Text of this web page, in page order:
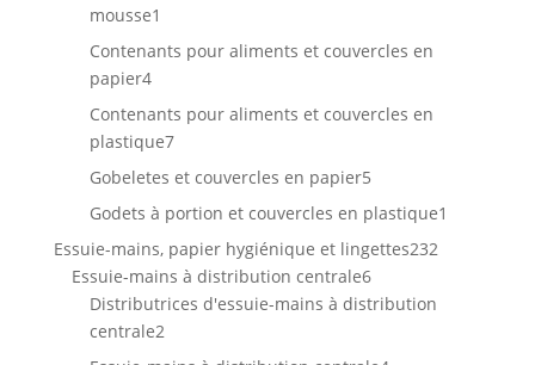
mousse1
produit
Contenants pour aliments et couvercles en
papier44
produits
Contenants pour aliments et couvercles en
plastique77
produits
Gobeletes et couvercles en papier55
produits
Godets à portion et couvercles en plastique1
Essuie-mains, papier hygiénique et lingettes232232
Essuie-mains à distribution centrale66
produits
Distributrices d'essuie-mains à distribution
centrale22
produits